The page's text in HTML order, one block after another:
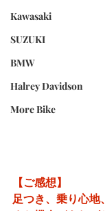
Kawasaki
SUZUKI
BMW
Halrey Davidson
More Bike
【ご感想】
足つき、乗り心地